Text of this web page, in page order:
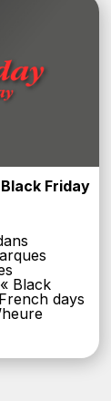
Friday
Black
days